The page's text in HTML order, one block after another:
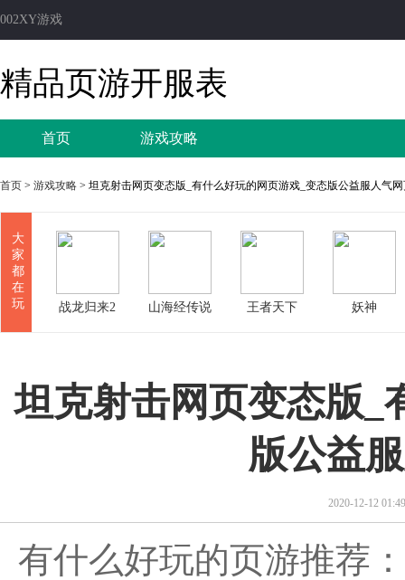
002XY游戏
精品页游开服表
首页 游戏攻略
首页 > 游戏攻略 > 坦克射击网页变态版_有什么好玩的网页游戏_变态版公益服人气
大
家
都
在
玩
战龙归来2
山海经传说
王者天下 妖神
坦克射击网页变态版_
版公益
2020-12-12
有什么好玩的页游推荐